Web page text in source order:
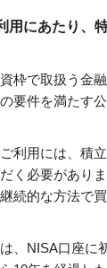
用にあたり、
枠で取扱う金
要件を満たす
利用には、積
く必要があり
続的な方法で
、NISA口座に